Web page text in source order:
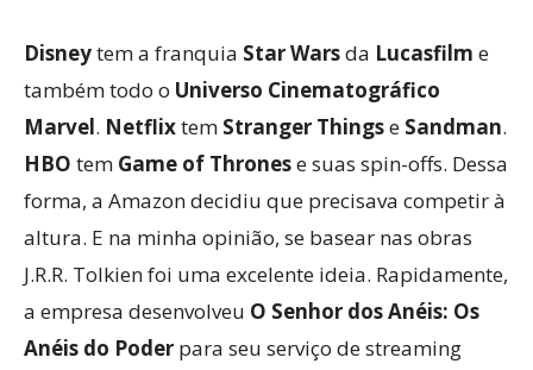
Disneytem a franquia Star Warsda Lucasfilm e
também todo o Universo Cinematográfico
Marvel. Netflixtem Stranger Thingse Sandman.
HBO tem Game of Thronese suas spin-offs. Dessa
forma, a Amazon decidiu que precisava competir à
altura. E na minha opinião, se basear nas obras
J.R.R. Tolkien foi uma excelente ideia. Rapidamente,
a empresa desenvolveu O Senhor dos Anéis: Os
Anéis do Poder para seu serviço de streaming